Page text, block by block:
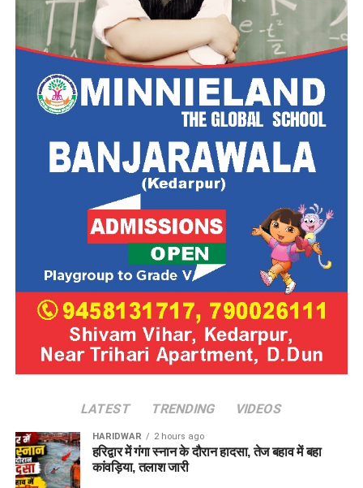
LATEST TRENDING VIDEOS
HARIDWAR 2 hours ago
हरिद्वार में गंगा स्नान के दौरान हादसा, तेज बहाव में बहा
कांवड़िया, तलाश जारी